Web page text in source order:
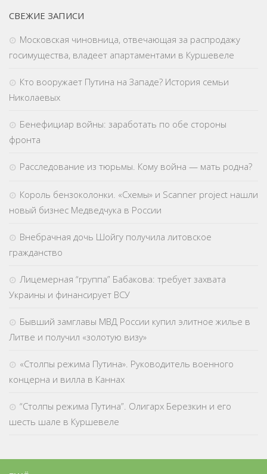
СВЕЖИЕ ЗАПИСИ
Московская чиновница, отвечающая за распродажу
госимущества, владеет апартаментами в Куршевеле
Кто вооружает Путина на Западе? История семьи
Николаевых
Бенефициар войны: заработать по обе стороны
фронта
Расследование из тюрьмы. Кому война — мать родна?
Король бензоколонки. «Схемы» и Scanner project нашли
новый бизнес Медведчука в России
Внебрачная дочь Шойгу получила литовское
гражданство
Лицемерная “группа” Бабакова: требует захвата
Украины и финансирует ВСУ
Бывший замглавы МВД России купил элитное жилье в
Литве и получил «золотую визу»
«Столпы режима Путина». Руководитель военного
концерна и вилла в Каннах
“Столпы режима Путина”. Олигарх Березкин и его
шесть шале в Куршевеле